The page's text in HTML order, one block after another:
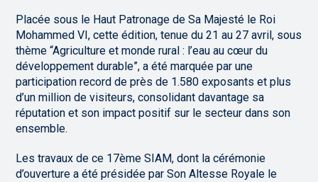
Placée sous le Haut Patronage de Sa Majesté le Roi
Mohammed VI, cette édition, tenue du 21 au 27 avril, sous
thème “Agriculture et monde rural : l’eau au cœur du
développement durable”, a été marquée par une
participation record de près de 1.580 exposants et plus
d’un million de visiteurs, consolidant davantage sa
réputation et son impact positif sur le secteur dans son
ensemble.
Les travaux de ce 17ème SIAM, dont la cérémonie
d’ouverture a été présidée par Son Altesse Royale le